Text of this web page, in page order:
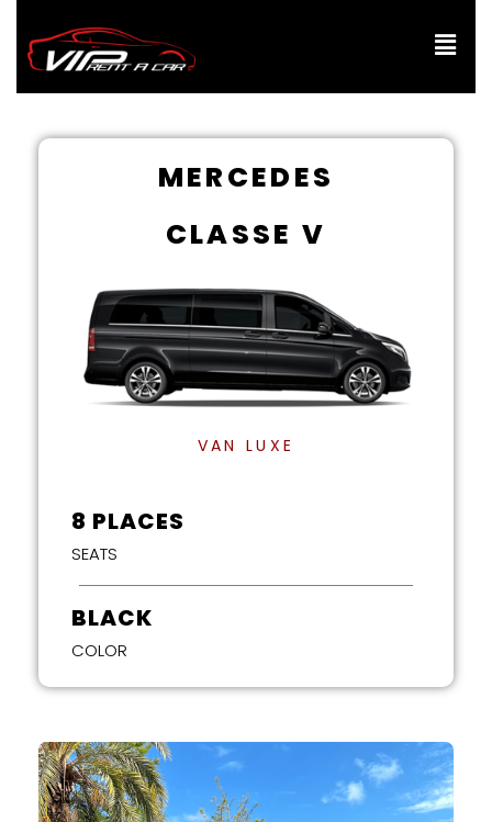
Aller
au
contenu
MERCEDES
CLASSE V
VAN LUXE
8 PLACES
SEATS
BLACK
COLOR